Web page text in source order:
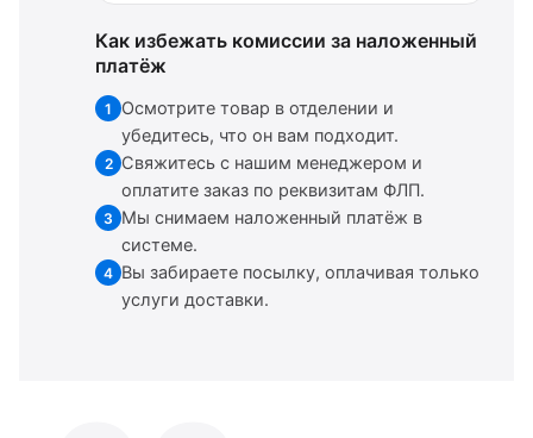
Как избежать комиссии за наложенный
платёж
1
Осмотрите товар в отделении и
убедитесь, что он вам подходит.
2 Свяжитесь с нашим менеджером и
оплатите заказ по реквизитам ФЛП.
3 Мы снимаем наложенный платёж в
системе.
4 Вы забираете посылку, оплачивая только
услуги доставки.